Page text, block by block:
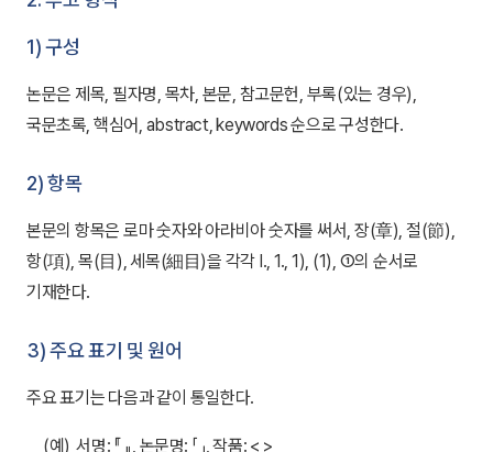
1) 구성
논문은 제목, 필자명, 목차, 본문, 참고문헌, 부록(있는 경우),
국문초록, 핵심어, abstract, keywords 순으로 구성한다.
2) 항목
본문의 항목은 로마 숫자와 아라비아 숫자를 써서, 장(章), 절(節),
항(項), 목(目), 세목(細目)을 각각 I., 1., 1), (1), ①의 순서로
기재한다.
3) 주요 표기 및 원어
주요 표기는 다음과 같이 통일한다.
(예) 서명: 『 』, 논문명: 「 」, 작품: < >